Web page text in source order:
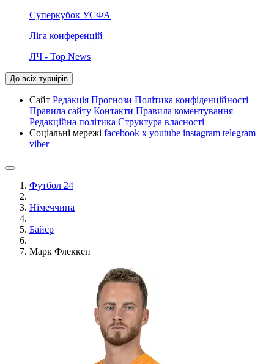
Суперкубок УЄФА
Ліга конференцій
ЛЧ - Top News
До всіх турнірів
Сайт Редакція Прогнози Політика конфіденційності
Правила сайту Контакти Правила коментування
Редакційна політика Структура власності
Соціальні мережі facebook x youtube instagram telegram
viber
Футбол 24
Німеччина
Байєр
Марк Флеккен